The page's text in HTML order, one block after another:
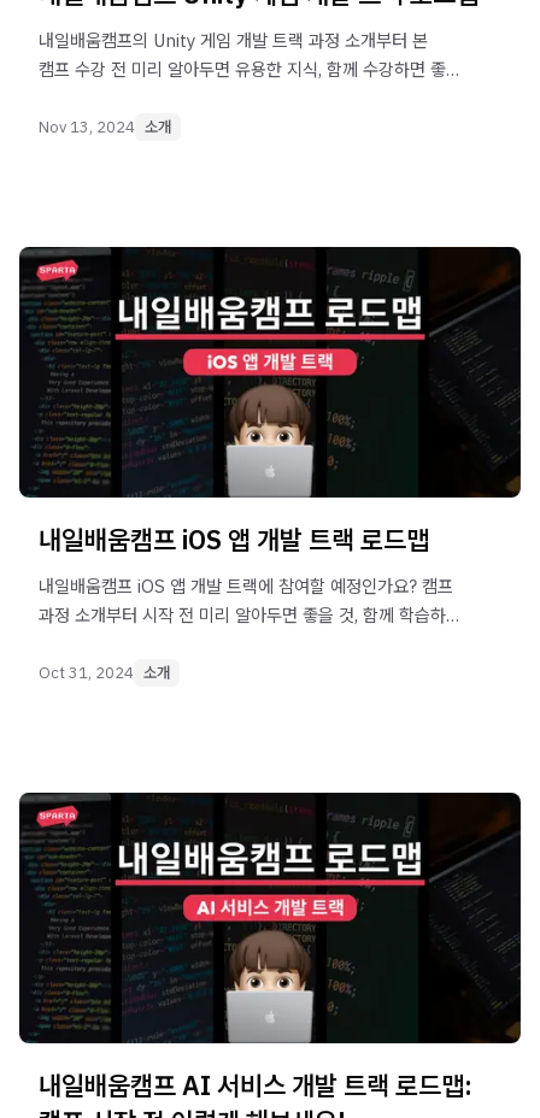
내일배움캠프의 Unity 게임 개발 트랙 과정 소개부터 본
캠프 수강 전 미리 알아두면 유용한 지식, 함께 수강하면 좋은
가이드를 보고 완벽하게 준비해 보세요!
Nov 13, 2024 소개
내일배움캠프 iOS 앱 개발 트랙 로드맵
내일배움캠프 iOS 앱 개발 트랙에 참여할 예정인가요? 캠프
과정 소개부터 시작 전 미리 알아두면 좋을 것, 함께 학습하면
개발 트랙 수강 전 이 가이드를 보고 완벽하게 준비해 보세요!
Oct 31, 2024 소개
내일배움캠프 AI 서비스 개발 트랙 로드맵: